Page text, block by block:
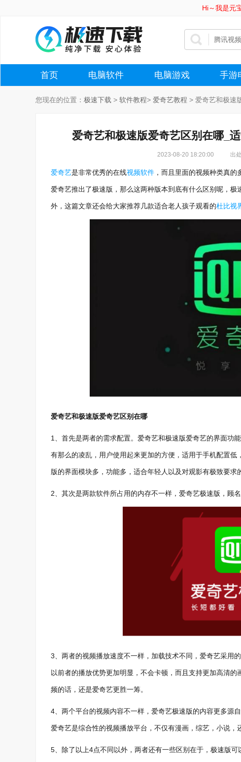
Hi～我是元
首页 电脑软件 电脑游戏 手游
您现在的位置： 极速下载 > 软件教程> 爱奇艺教程 > 爱奇艺和极速
爱奇艺和极速版爱奇艺区别在哪_
2023-08-20 18:20:00 出
爱奇艺是非常优秀的在线视频软件 ，而且里面的视频种类真
爱奇艺推出了极速版，那么这两种版本到底有什么区别呢，
外，这篇文章还会给大家推荐几款适合老人孩子观看的杜比视
爱奇艺和极速版爱奇艺区别在哪
1、首先是两者的需求配置。爱奇艺和极速版爱奇艺的界面功
有那么的凌乱，用户使用起来更加的方便，适用于手机配置
版的界面模块多，功能多，适合年轻人以及对观影有极致要求
2、其次是两款软件所占用的内存不一样，爱奇艺极速版，顾
3、两者的视频播放速度不一样，加载技术不同，爱奇艺采用
以前者的播放优势更加明显，不会卡顿，而且支持更加高清
频的话，还是爱奇艺更胜一筹。
4、两个平台的视频内容不一样，爱奇艺极速版的内容更多源
爱奇艺是综合性的视频播放平台，不仅有漫画，综艺，小说，
5、除了以上4点不同以外，两者还有一些区别在于，极速版